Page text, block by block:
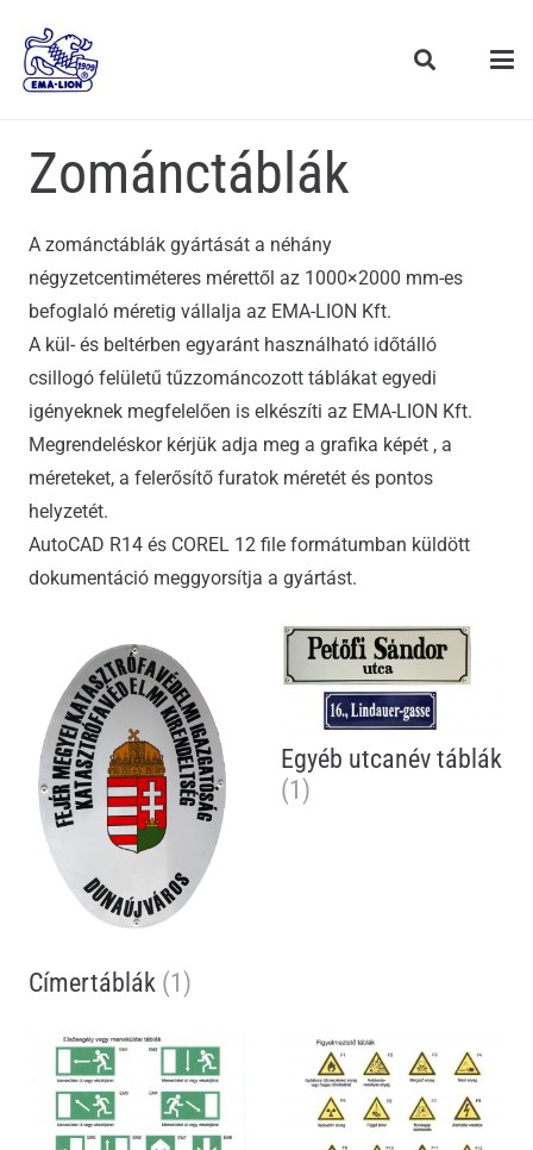
Zománctáblák
A zománctáblák gyártását a néhány
négyzetcentiméteres mérettől az 1000×2000 mm-es
befoglaló méretig vállalja az EMA-LION Kft.
A kül- és beltérben egyaránt használható időtálló
csillogó felületű tűzzománcozott táblákat egyedi
igényeknek megfelelően is elkészíti az EMA-LION Kft.
Megrendeléskor kérjük adja meg a grafika képét , a
méreteket, a felerősítő furatok méretét és pontos
helyzetét.
AutoCAD R14 és COREL 12 file formátumban küldött
dokumentáció meggyorsítja a gyártást.
Címertáblák (1)
Egyéb utcanév táblák
(1)